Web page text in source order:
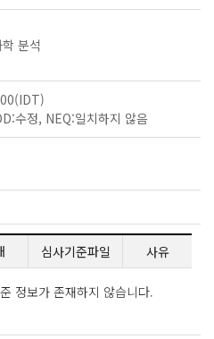
분석
수정, NEQ:일치하지 않음
심사기준파일 사유
정보가 존재하지 않습니다.